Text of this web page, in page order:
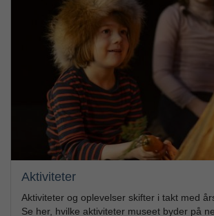
Aktiviteter
Aktiviteter og oplevelser skifter i takt med
Se her, hvilke aktiviteter museet byder på